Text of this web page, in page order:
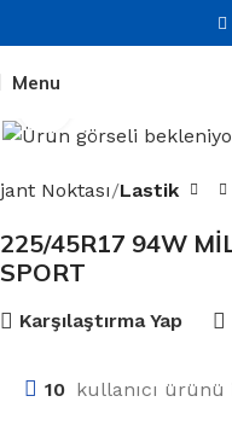
Menu
jant Noktası Lastik
225/45R17 94W
SPORT
Karşılaştırma Yap
10 kullanıcı ürünü